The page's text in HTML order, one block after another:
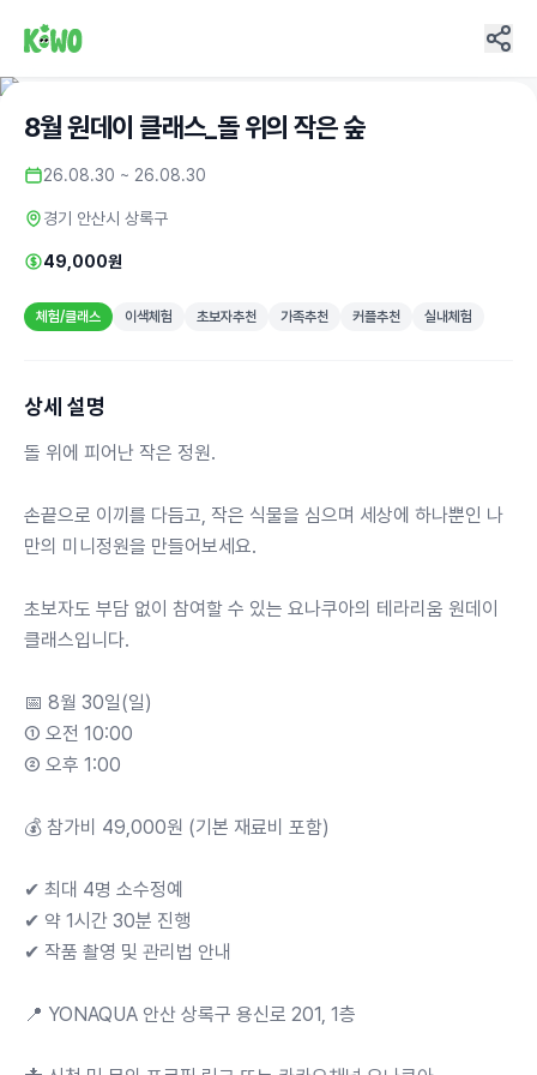
8월 원데이 클래스_돌 위의 작은 숲
26.08.30 ~ 26.08.30
경기 안산시 상록구
49,000원
체험/클래스 이색체험 초보자추천 가족추천 커플추천 실내체험
상세 설명
돌 위에 피어난 작은 정원.
손끝으로 이끼를 다듬고, 작은 식물을 심으며 세상에 하나뿐인 나
만의 미니정원을 만들어보세요.
초보자도 부담 없이 참여할 수 있는 요나쿠아의 테라리움 원데이
클래스입니다.
📅 8월 30일(일)
① 오전 10:00
② 오후 1:00
💰 참가비 49,000원 (기본 재료비 포함)
✔ 최대 4명 소수정예
✔ 약 1시간 30분 진행
✔ 작품 촬영 및 관리법 안내
📍 YONAQUA 안산 상록구 용신로 201, 1층